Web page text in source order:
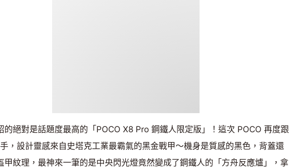
的絕對是話題度最高的「POCO X8 Pro 鋼鐵人限定版」！這次 POCO 再度跟
，設計靈感來自史塔克工業最霸氣的黑金戰甲～機身是質感的黑色，背蓋還
甲紋理，最神來一筆的是中央閃光燈竟然變成了鋼鐵人的「方舟反應爐」，拿